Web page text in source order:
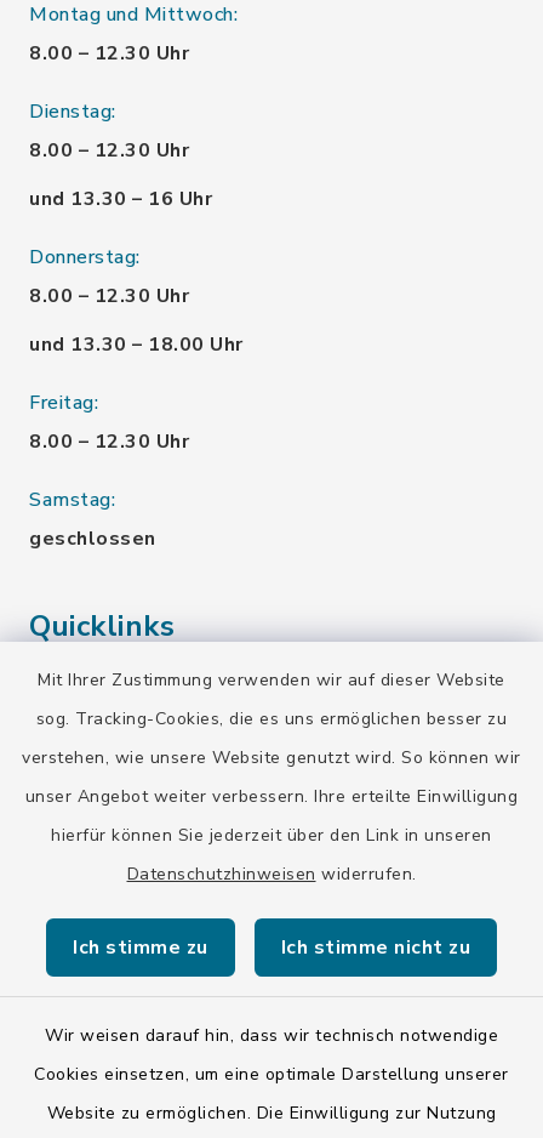
Mit Ihrer Zustimmung verwenden wir auf dieser Website
sog. Tracking-Cookies, die es uns ermöglichen besser zu
verstehen, wie unsere Website genutzt wird. So können wir
unser Angebot weiter verbessern. Ihre erteilte Einwilligung
hierfür können Sie jederzeit über den Link in unseren
Datenschutzhinweisen widerrufen.
Ich stimme zu Ich stimme nicht zu
Wir weisen darauf hin, dass wir technisch notwendige
Cookies einsetzen, um eine optimale Darstellung unserer
Website zu ermöglichen. Die Einwilligung zur Nutzung
Montag und Mittwoch:
8.00 – 12.30 Uhr
Dienstag:
8.00 – 12.30 Uhr
und 13.30 – 16 Uhr
Donnerstag:
8.00 – 12.30 Uhr
und 13.30 – 18.00 Uhr
Freitag:
8.00 – 12.30 Uhr
Samstag:
geschlossen
Quicklinks
Landratsamt Bad Tölz-Wolfratshausen
BayernPortal
Kontakt
Barrierefreiheit